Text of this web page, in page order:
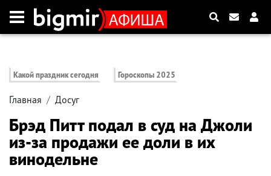
Какой праздник сегодня Гороскопы 2025
Главная Досуг
Брэд Питт подал в суд на Джоли
из-за продажи ее доли в их
винодельне